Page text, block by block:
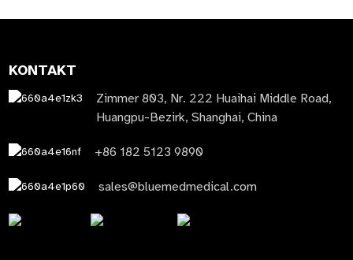
KONTAKT
Zimmer 803, Nr. 222 Huaihai Middle Road,
Huangpu-Bezirk, Shanghai, China
+86 182 5123 9890
sales@bluemedmedical.com